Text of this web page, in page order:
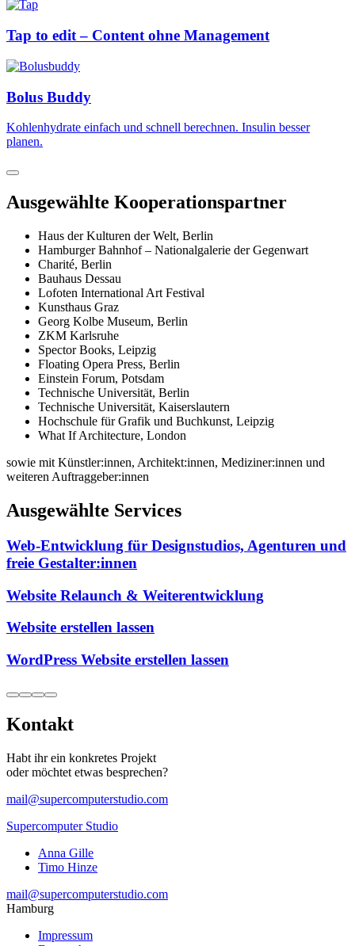
Tap to edit – Content ohne Management
Bolus Buddy
Kohlenhydrate einfach und schnell berechnen. Insulin besser
planen.
Ausgewählte Kooperationspartner
Haus der Kulturen der Welt, Berlin
Hamburger Bahnhof – Nationalgalerie der Gegenwart
Charité, Berlin
Bauhaus Dessau
Lofoten International Art Festival
Kunsthaus Graz
Georg Kolbe Museum, Berlin
ZKM Karlsruhe
Spector Books, Leipzig
Floating Opera Press, Berlin
Einstein Forum, Potsdam
Technische Universität, Berlin
Technische Universität, Kaiserslautern
Hochschule für Grafik und Buchkunst, Leipzig
What If Architecture, London
sowie mit Künstler:innen, Architekt:innen, Mediziner:innen und
weiteren Auftraggeber:innen
Ausgewählte Services
Web-Entwicklung für Designstudios, Agenturen und
freie Gestalter:innen
Website Relaunch & Weiterentwicklung
Website erstellen lassen
WordPress Website erstellen lassen
Kontakt
Habt ihr ein konkretes Projekt
oder möchtet etwas besprechen?
mail@supercomputerstudio.com
Supercomputer Studio
Anna Gille
Timo Hinze
mail@supercomputerstudio.com
Hamburg
Impressum